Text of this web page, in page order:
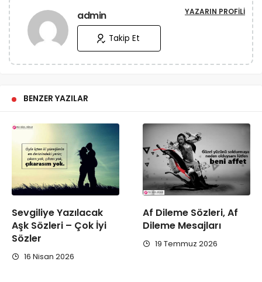
admin YAZARIN PROFILI
Takip Et
BENZER YAZILAR
Sevgiliye Yazılacak
Aşk Sözleri – Çok İyi
Sözler
16 Nisan 2026
Af Dileme Sözleri, Af
Dileme Mesajları
19 Temmuz 2026